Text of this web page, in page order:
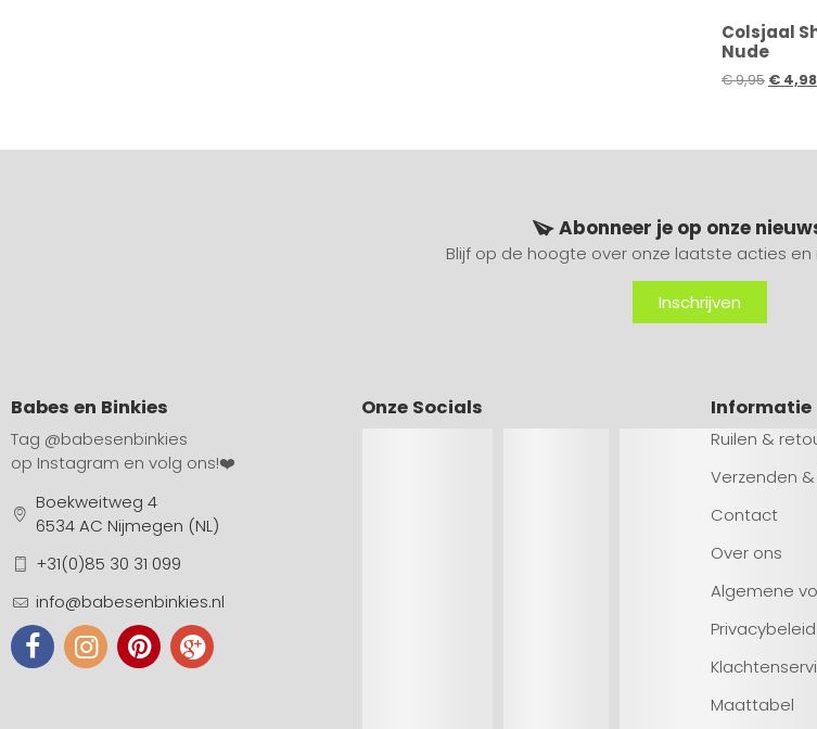
Colsjaal
Nude
€9,95 € 4,98
Abonneer je op onze
Blijf op de hoogte over onze laatste acties en
Inschrijven
Babes en Binkies
Tag @babesenbinkies
op Instagram en volg ons!❤️
Boekweitweg 4
6534 AC Nijmegen (NL)
+31(0)85 30 31 099
info@babesenbinkies.nl
Onze Socials Informatie
Ruilen &
Verzenden
Contact
Over ons
Algemene
Privacybeleid
Maattabel